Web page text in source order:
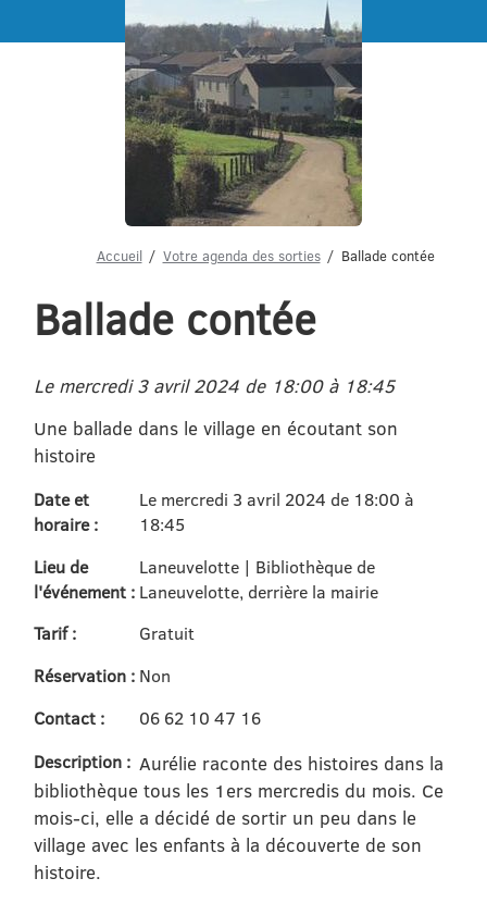
Menu
Accueil Votre agenda des sorties Ballade contée
Ballade contée
Le mercredi 3 avril 2024 de 18:00 à 18:45
Une ballade dans le village en écoutant son
histoire
Date et
horaire :
Le mercredi 3 avril 2024 de 18:00 à
18:45
Lieu de
l'événement :
Laneuvelotte | Bibliothèque de
Laneuvelotte, derrière la mairie
Tarif :
Gratuit
Réservation : Non
Contact :
06 62 10 47 16
Description : Aurélie raconte des histoires dans la
bibliothèque tous les 1ers mercredis du mois. Ce
mois-ci, elle a décidé de sortir un peu dans le
village avec les enfants à la découverte de son
histoire.